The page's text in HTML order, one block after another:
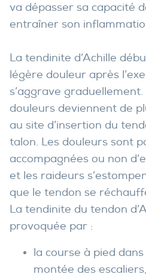
va dépasser sa capacité
entraîner son
La tendinite d’Achille
légère douleur après
s’aggrave
douleurs deviennent de
au site d’insertion du
talon. Les douleurs sont
accompagnées ou non
et les raideurs
que le tendon se
La tendinite du tendon
provoquée par :
la course à pied
montée des